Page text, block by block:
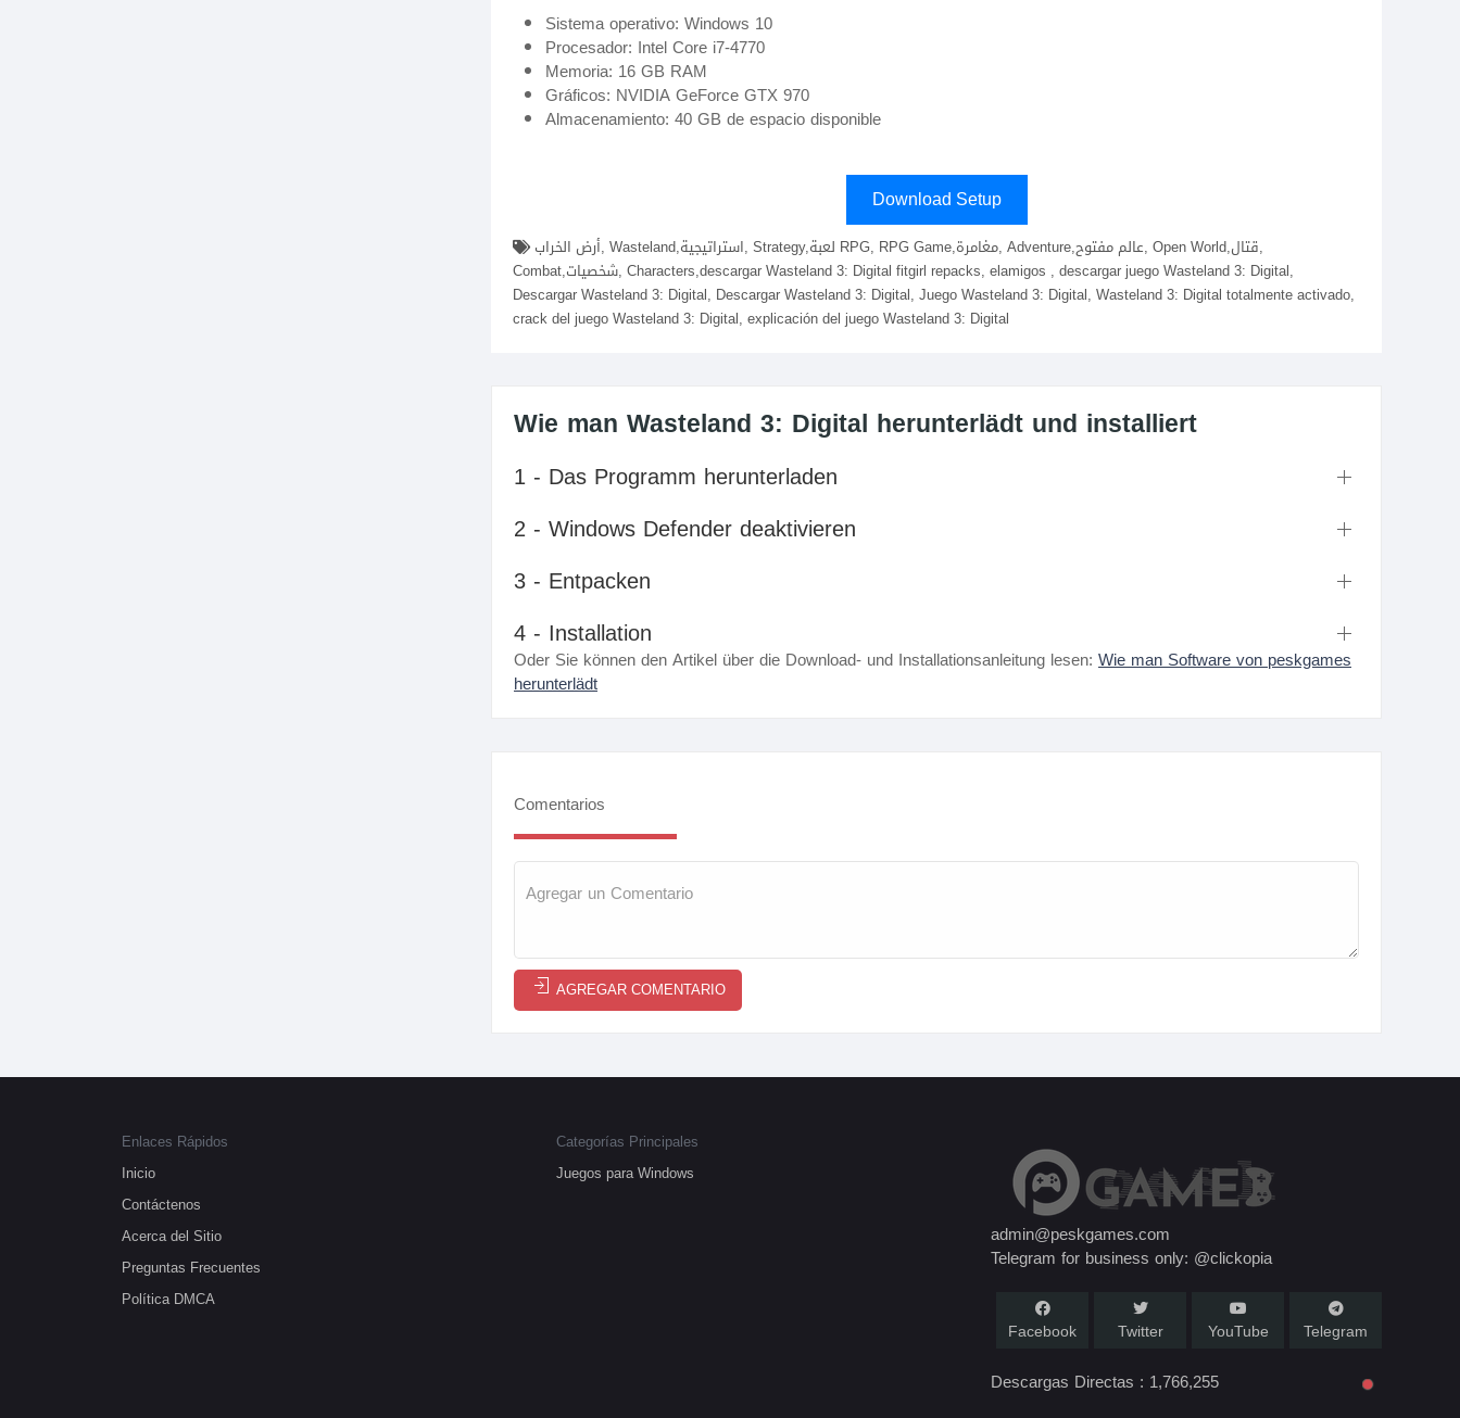
Sistema operativo: Windows 10
Procesador: Intel Core i7-4770
Memoria: 16 GB RAM
Gráficos: NVIDIA GeForce GTX 970
Almacenamiento: 40 GB de espacio disponible
Download Setup
Combat,شخصيات, Characters,descargar Wasteland 3: Digital fitgirl repacks, elamigos , descargar juego Wasteland 3: Digital,
Descargar Wasteland 3: Digital, Descargar Wasteland 3: Digital, Juego Wasteland 3: Digital, Wasteland 3: Digital totalmente activado,
crack del juego Wasteland 3: Digital, explicación del juego Wasteland 3: Digital
Wie man Wasteland 3: Digital herunterlädt und installiert
1 - Das Programm herunterladen
2 - Windows Defender deaktivieren
3 - Entpacken
4 - Installation
Oder Sie können den Artikel über die Download- und Installationsanleitung lesen: Wie man Software von peskgames
herunterlädt
Comentarios
AGREGAR COMENTARIO
Enlaces Rápidos
Inicio
Contáctenos
Acerca del Sitio
Preguntas Frecuentes
Política DMCA
Categorías Principales
Juegos para Windows
admin@peskgames.com
Telegram for business only: @clickopia
Facebook Twitter YouTube Telegram
Descargas Directas : 1,766,255